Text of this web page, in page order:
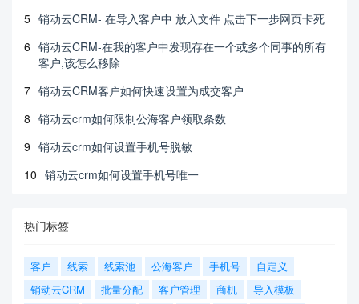
5 销动云CRM- 在导入客户中 放入文件 点击下一步网页卡死
6 销动云CRM-在我的客户中发现存在一个或多个同事的所有
客户,该怎么移除
7 销动云CRM客户如何快速设置为成交客户
8 销动云crm如何限制公海客户领取条数
9 销动云crm如何设置手机号脱敏
10 销动云crm如何设置手机号唯一
热门标签
客户 线索 线索池 公海客户 手机号
自定义
销动云CRM
批量分配 客户管理 商机
导入模板